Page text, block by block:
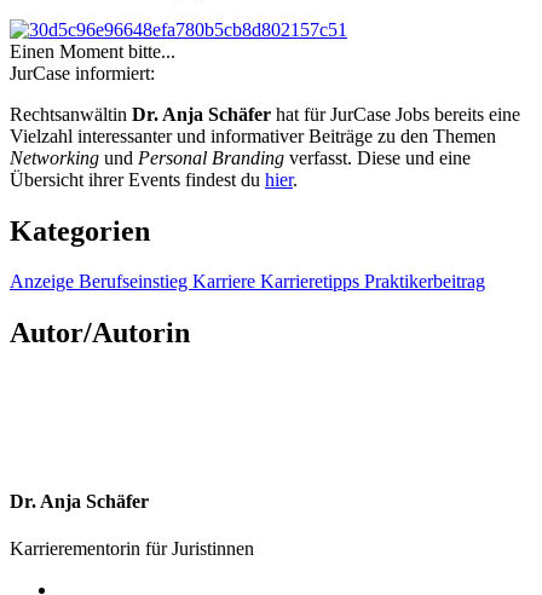
Einen Moment bitte...
JurCase informiert:
Rechtsanwältin Dr. Anja Schäfer hat für JurCase Jobs bereits eine
Vielzahl interessanter und informativer Beiträge zu den Themen
Networking und Personal Branding verfasst. Diese und eine
Übersicht ihrer Events findest du hier.
Kategorien
Anzeige Berufseinstieg Karriere Karrieretipps Praktikerbeitrag
Autor/Autorin
Dr. Anja Schäfer
Karrierementorin für Juristinnen